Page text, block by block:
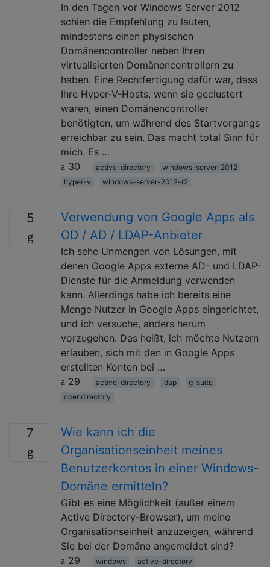
In den Tagen vor Windows Server 2012
schien die Empfehlung zu lauten,
mindestens einen physischen
Domänencontroller neben Ihren
virtualisierten Domänencontrollern zu
haben. Eine Rechtfertigung dafür war, dass
Ihre Hyper-V-Hosts, wenn sie geclustert
waren, einen Domänencontroller
benötigten, um während des Startvorgangs
erreichbar zu sein. Das macht total Sinn für
mich. Es …
30
active-directory
windows-server-2012
hyper-v
windows-server-2012-r2
5
Verwendung von Google Apps als
OD / AD / LDAP-Anbieter
Ich sehe Unmengen von Lösungen, mit
denen Google Apps externe AD- und LDAP-
Dienste für die Anmeldung verwenden
kann. Allerdings habe ich bereits eine
Menge Nutzer in Google Apps eingerichtet,
und ich versuche, anders herum
vorzugehen. Das heißt, ich möchte Nutzern
erlauben, sich mit den in Google Apps
erstellten Konten bei …
29
active-directory ldap
g-suite
opendirectory
7
Wie kann ich die
Organisationseinheit meines
Benutzerkontos in einer Windows-
Domäne ermitteln?
Gibt es eine Möglichkeit (außer einem
Active Directory-Browser), um meine
Organisationseinheit anzuzeigen, während
Sie bei der Domäne angemeldet sind?
29
windows active-directory